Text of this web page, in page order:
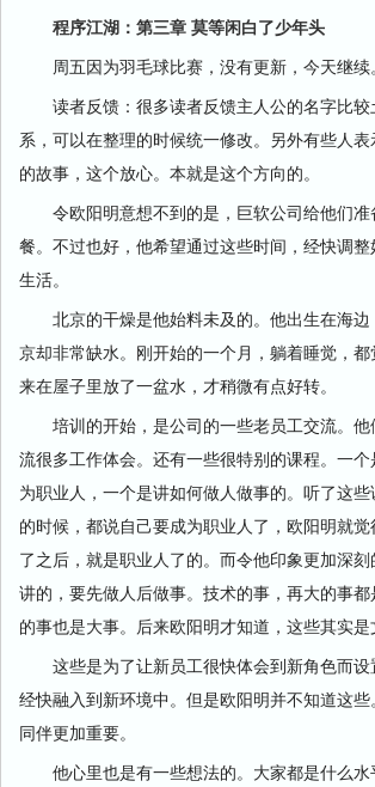
程序江湖：第三章 莫等闲白了少年头
周五因为羽毛球比赛，没有更新，今天继续。
读者反馈：很多读者反馈主人公的名字比较
系，可以在整理的时候统一修改。另外有些人
的故事，这个放心。本就是这个方向的。
令欧阳明意想不到的是，巨软公司给他们准
餐。不过也好，他希望通过这些时间，经快调
生活。
北京的干燥是他始料未及的。他出生在海边
京却非常缺水。刚开始的一个月，躺着睡觉，
来在屋子里放了一盆水，才稍微有点好转。
培训的开始，是公司的一些老员工交流。他
流很多工作体会。还有一些很特别的课程。一
为职业人，一个是讲如何做人做事的。听了这
的时候，都说自己要成为职业人了，欧阳明就
了之后，就是职业人了的。而令他印象更加深
讲的，要先做人后做事。技术的事，再大的事
的事也是大事。后来欧阳明才知道，这些其实是
这些是为了让新员工很快体会到新角色而设
经快融入到新环境中。但是欧阳明并不知道这
同伴更加重要。
他心里也是有一些想法的。大家都是什么水